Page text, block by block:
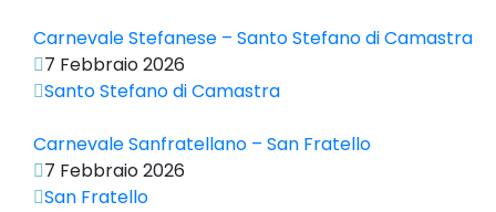
Carnevale Stefanese – Santo Stefano di Camastra
7 Febbraio 2026
Santo Stefano di Camastra
Carnevale Sanfratellano – San Fratello
7 Febbraio 2026
San Fratello